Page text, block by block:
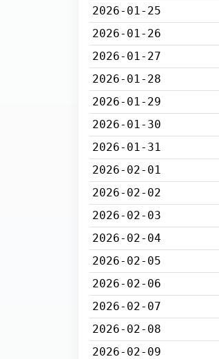
2026-01-25
2026-01-26
2026-01-27
2026-01-28
2026-01-29
2026-01-30
2026-01-31
2026-02-01
2026-02-02
2026-02-03
2026-02-04
2026-02-05
2026-02-06
2026-02-07
2026-02-08
2026-02-09